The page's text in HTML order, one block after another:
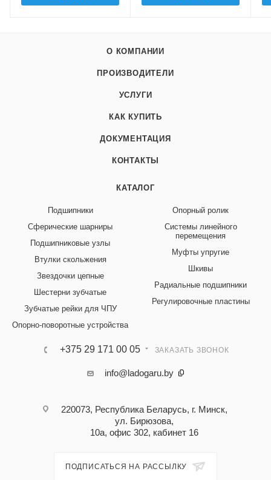
О КОМПАНИИ
ПРОИЗВОДИТЕЛИ
УСЛУГИ
КАК КУПИТЬ
ДОКУМЕНТАЦИЯ
КОНТАКТЫ
КАТАЛОГ
Подшипники
Сферические шарниры
Подшипниковые узлы
Втулки скольжения
Звездочки цепные
Шестерни зубчатые
Зубчатые рейки для ЧПУ
Опорно-поворотные устройства
Опорный ролик
Системы линейного
перемещения
Муфты упругие
Шкивы
Радиальные подшипники
Регулировочные пластины
+375 29 171 00 05 ЗАКАЗАТЬ ЗВОНОК
info@ladogaru.by
220073, Республика Беларусь, г. Минск,
ул. Бирюзова,
10а, офис 302, кабинет 16
ПОДПИСАТЬСЯ НА РАССЫЛКУ